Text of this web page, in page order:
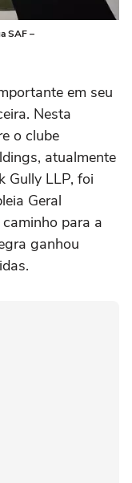
SAF –
em seu
Nesta
o clube
atualmente
Gully LLP, foi
Geral
para a
ganhou